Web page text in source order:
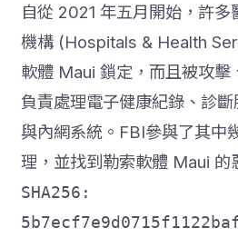
自從 2021 年五月開始，許
機構 (Hospitals & Health
軟體 Maui 鎖定，而且被攻擊
負責處理電子健康紀錄、診
與內網系統。FBI參與了其中
理，並找到勒索軟體 Maui
SHA256: